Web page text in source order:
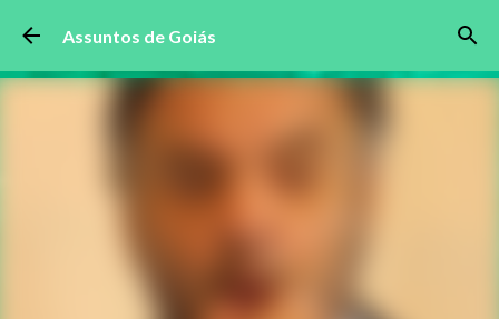
Pular para o conteúdo principal
Assuntos de Goiás